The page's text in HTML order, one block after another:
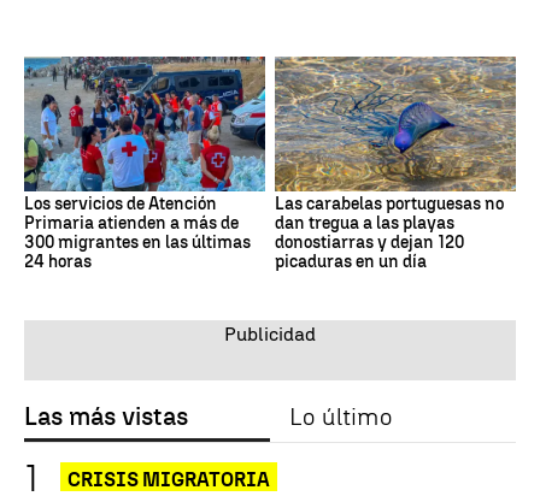
Los servicios de Atención
Primaria atienden a más de
300 migrantes en las últimas
24 horas
Las carabelas portuguesas no
dan tregua a las playas
donostiarras y dejan 120
picaduras en un día
Las más vistas Lo último
CRISIS MIGRATORIA